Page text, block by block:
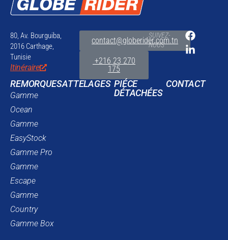
80, Av. Bourguiba,
2016 Carthage,
Tunisie
Itinéraire
contact@globerider.com.tn
+216 23 270
175
SUIVEZ-
NOUS
REMORQUES
Gamme
Ocean
Gamme
EasyStock
Gamme Pro
Gamme
Escape
Gamme
Country
Gamme Box
ATTELAGES PIÉCE
DÉTACHÉES
CONTACT